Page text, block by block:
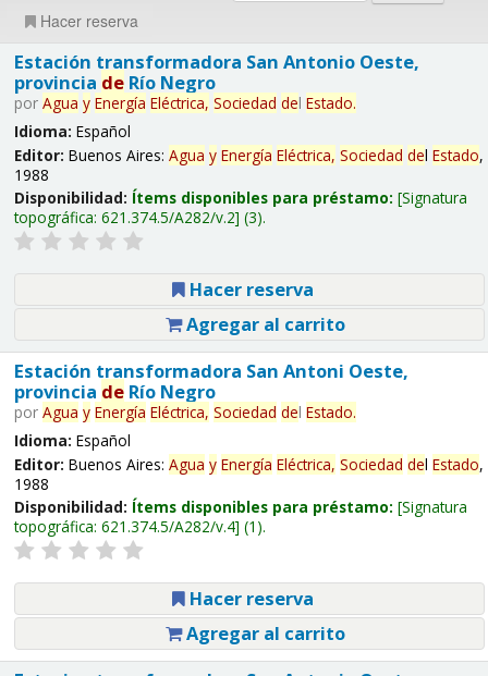
Hacer reserva
Estación transformadora San Antonio Oeste,
provincia deRío Negro
por Agua y Energía Eléctrica, Sociedad del Estado.
Idioma: Español
Editor: Buenos Aires: Agua y Energía Eléctrica, Sociedad del Estado,
1988
Disponibilidad: Ítems disponibles para préstamo: Signatura
topográfica: 621.374.5/A282/v.2 (3).
Hacer reserva
Agregar al carrito
Estación transformadora San Antoni Oeste,
provincia deRío Negro
por Agua y Energía Eléctrica, Sociedad del Estado.
Idioma: Español
Editor: Buenos Aires: Agua y Energía Eléctrica, Sociedad del Estado,
1988
Disponibilidad: Ítems disponibles para préstamo: Signatura
topográfica: 621.374.5/A282/v.4 (1).
Hacer reserva
Agregar al carrito